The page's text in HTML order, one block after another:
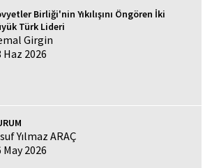
Birliği'nin Yıkılışını Öngören İki
Türk Lideri
Girgin
Haz 2026
Yılmaz ARAÇ
May 2026